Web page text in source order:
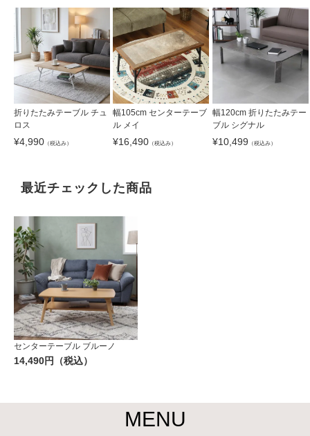
折りたたみテーブル チュ
ロス
¥4,990 （税込み）
幅105cm センターテーブ
ル メイ
¥16,490 （税込み）
幅120cm 折りたたみテー
ブル シグナル
¥10,499 （税込み）
最近チェックした商品
センターテーブル ブルーノ
14,490円（税込）
MENU